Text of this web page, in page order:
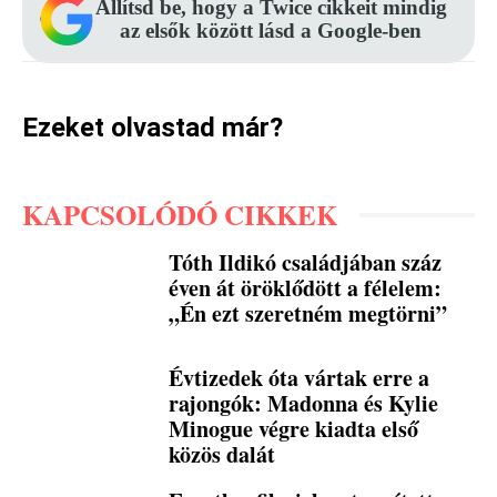
Állítsd be, hogy a Twice cikkeit mindig
az elsők között lásd a Google-ben
Ezeket olvastad már?
KAPCSOLÓDÓ CIKKEK
Tóth Ildikó családjában száz
éven át öröklődött a félelem:
„Én ezt szeretném megtörni”
Évtizedek óta vártak erre a
rajongók: Madonna és Kylie
Minogue végre kiadta első
közös dalát